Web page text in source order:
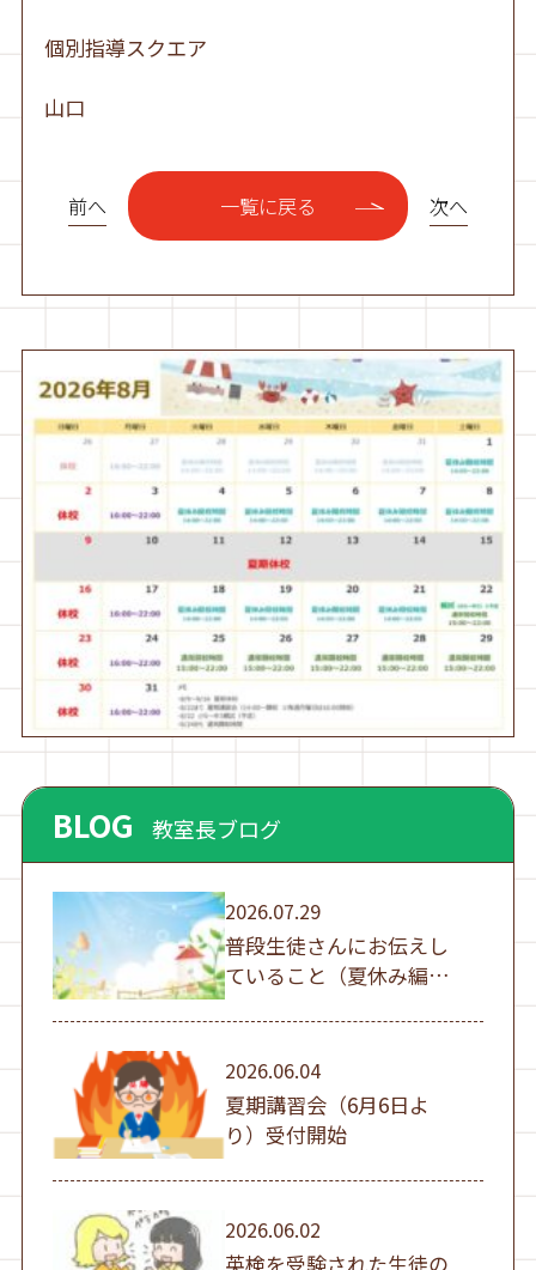
個別指導スクエア
山口
前へ 一覧に戻る 次へ
BLOG 教室長ブログ
2026.07.29
普段生徒さんにお伝えし
ていること（夏休み編
①）
2026.06.04
夏期講習会（6月6日よ
り）受付開始
2026.06.02
英検を受験された生徒の